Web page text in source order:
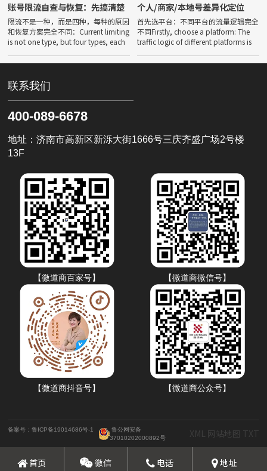
账号限流自查与恢复：先搞清楚
你是哪种限流
限流不是一种，而是四种，每种的原因
和恢复方案完全不同：Current limiting
is not one type, but four types, each
个人/商家/本地号差异化定位
首先选平台：不同平台的流量逻辑完全
不同Firstly, choose a platform: The
traffic logic of different platforms is
联系我们
400-089-6678
地址：济南市高新区新泺大街1666号三庆齐盛广场2号楼
13F
【微道商百家号】 【微道商微信号】
【微道商抖音号】 【微道商公众号】
备案号：鲁ICP备19014686号-1
鲁公网安备
37010202000892号
XML 网站地图 TXT
首页 微信 电话 地址